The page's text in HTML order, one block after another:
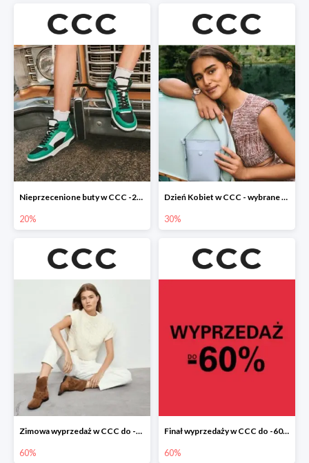
Nieprzecenione buty w CCC -20%
20%
Dzień Kobiet w CCC - wybrane torebki i buty do -30%
30%
Zimowa wyprzedaż w CCC do -60%
60%
Finał wyprzedaży w CCC do -60%
60%